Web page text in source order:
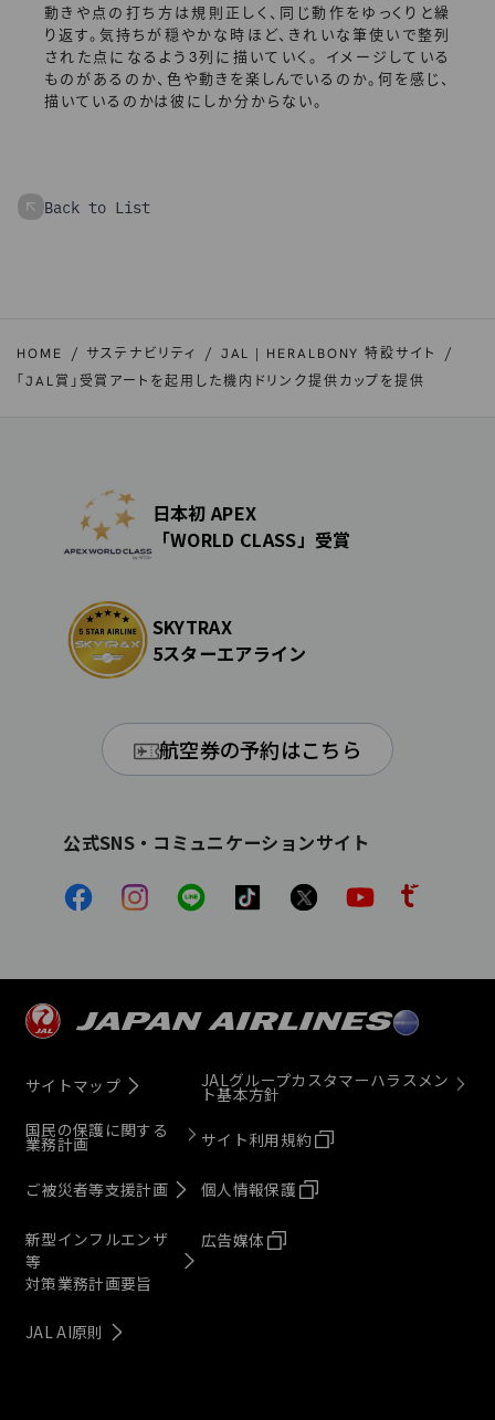
動きや点の打ち方は規則正しく、同じ動作をゆっくりと繰
り返す。気持ちが穏やかな時ほど、きれいな筆使いで整列
された点になるよう3列に描いていく。 イメージしている
ものがあるのか、色や動きを楽しんでいるのか。何を感じ、
描いているのかは彼にしか分からない。
Back to List
HOME サステナビリティ JAL | HERALBONY 特設サイト
「JAL賞」受賞アートを起用した機内ドリンク提供カップを提供
日本初 APEX
「WORLD CLASS」受賞
SKYTRAX
5スターエアライン
航空券の予約はこちら
公式SNS・コミュニケーションサイト
サイトマップ
国民の保護に関する
業務計画
ご被災者等支援計画
新型インフルエンザ
等
対策業務計画要旨
JAL AI原則
JALグループカスタマーハラスメン
ト基本方針
サイト利用規約
個人情報保護
広告媒体